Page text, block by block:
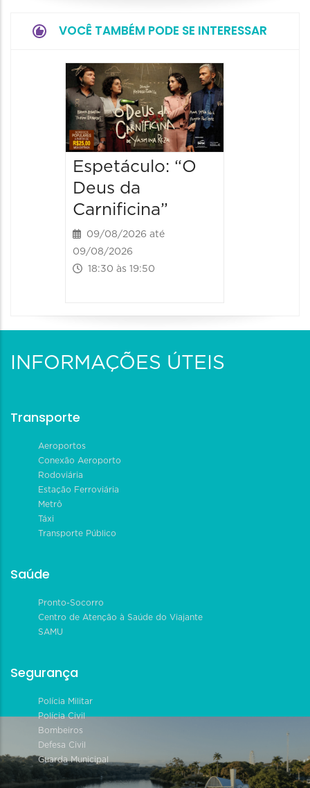
VOCÊ TAMBÉM PODE SE INTERESSAR
Espetáculo: “O
Deus da
Carnificina”
09/08/2026 até
09/08/2026
18:30 às 19:50
INFORMAÇÕES ÚTEIS
Transporte
Aeroportos
Conexão Aeroporto
Rodoviária
Estação Ferroviária
Metrô
Táxi
Transporte Público
Saúde
Pronto-Socorro
Centro de Atenção à Saúde do Viajante
SAMU
Segurança
Polícia Militar
Polícia Civil
Bombeiros
Defesa Civil
Guarda Municipal